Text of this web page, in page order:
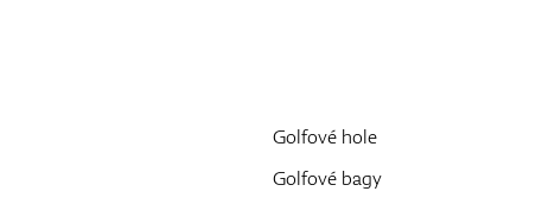
Golfové hole
Golfové bagy